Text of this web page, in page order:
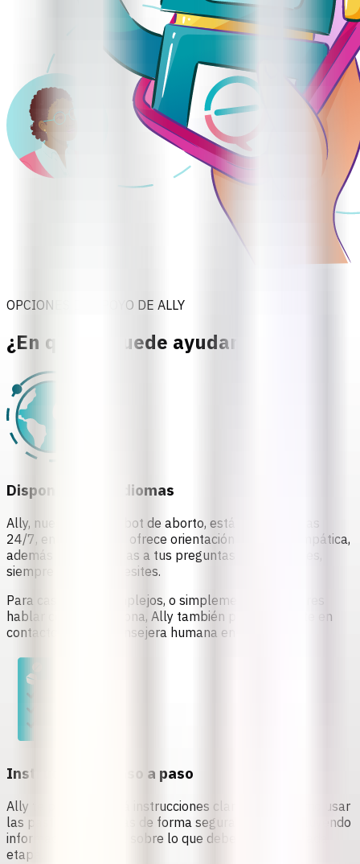
OPCIONES DE APOYO DE ALLY
¿En qué te puede ayudar Ally?
Disponible en 6 idiomas
Ally, nuestra IA chatbot de aborto, está disponible las
24/7, en 6 idiomas
, y ofrece orientación precisa y empática,
además de respuestas a tus preguntas más comunes,
siempre que las necesites.
Para casos más complejos, o simplemente si prefieres
hablar con una persona, Ally también puede ponerte en
contacto con una consejera humana en tu idioma.
Instrucciones paso a paso
Ally te proporcionará instrucciones claras sobre
cómo usar
las pastillas abortivas de forma segura y eficaz
, incluyendo
información revisada sobre lo que debes hacer en cada
etapa.